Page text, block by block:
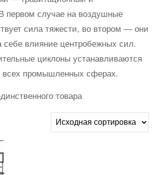
первом случае на воздушные
сила тяжести, во втором — они
себе влияние центробежных сил.
циклоны устанавливаются
всех промышленных сферах.
товара